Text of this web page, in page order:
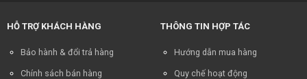
HỖ TRỢ KHÁCH HÀNG
Bảo hành & đổi trả hàng
Chính sách bán hàng
THÔNG TIN HỢP TÁC
Hướng dẫn mua hàng
Quy chế hoạt động